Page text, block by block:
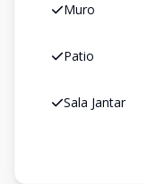
Muro
Patio
Sala Jantar